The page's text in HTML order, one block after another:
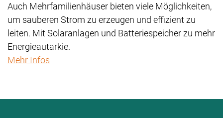
Auch Mehrfamilienhäuser bieten viele Möglichkeiten,
um sauberen Strom zu erzeugen und effizient zu
leiten. Mit Solaranlagen und Batteriespeicher zu mehr
Energieautarkie.
Mehr Infos